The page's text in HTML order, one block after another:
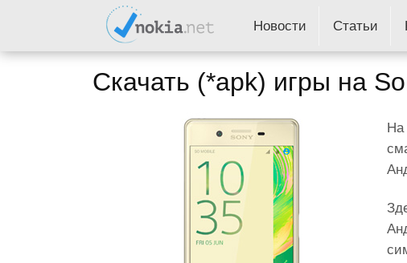
Новости Статьи
Скачать (*apk) игры на
На